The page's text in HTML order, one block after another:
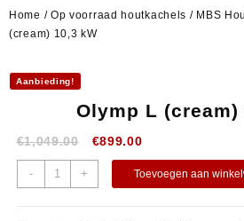
Home / Op voorraad houtkachels / MBS
(cream) 10,3 kW
Aanbieding!
Olymp L (cream)
€1,049.00 €899.00
- + Toevoegen aan